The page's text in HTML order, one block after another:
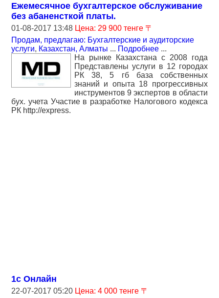
Ежемесячное бухгалтерское обслуживание
без абаненсткой платы.
01-08-2017 13:48 Цена: 29 900 тенге 〒
Продам, предлагаю: Бухгалтерские и аудиторские
услуги, Казахстан, Алматы ... Подробнее ...
На рынке Казахстана с 2008 года
Представлены услуги в 12 городах
РК 38, 5 гб база собственных
знаний и опыта 18 прогрессивных
инструментов 9 экспертов в области
бух. учета Участие в разработке Налогового кодекса
РК http://express.
1с Онлайн
22-07-2017 05:20 Цена: 4 000 тенге 〒